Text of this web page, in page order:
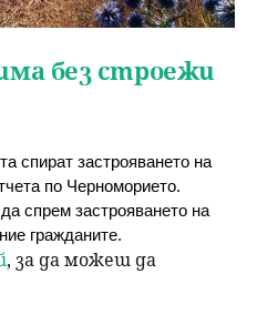
без строежи
спират застрояването на
по Черноморието.
спрем застрояването на
гражданите.
, за да можеш да